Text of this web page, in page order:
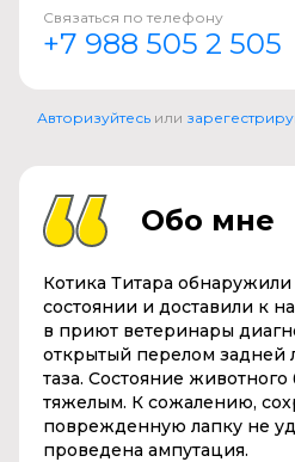
Связаться по телефону
+7 988 505 2 505
Авторизуйтесь или
Обо мне
Котика Титара
состоянии и доставили к
в приют ветеринары
открытый перелом задней
таза. Состояние
тяжелым. К сожалению,
поврежденную лапку не
проведена ампутация.